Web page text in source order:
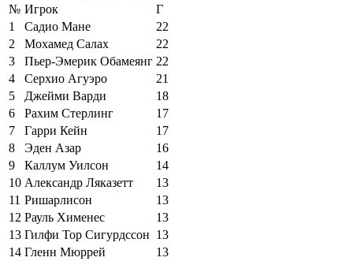
№ Игрок
Г
1
Садио Мане
22
2
Мохамед Салах
22
3
Пьер-Эмерик Обамеянг 22
4
Серхио Агуэро
21
5
Джейми Варди
18
6
Рахим Стерлинг
17
7
Гарри Кейн
17
8
Эден Азар
16
9
Каллум Уилсон
14
10 Александр Ляказетт
13
11 Ришарлисон
13
12 Рауль Хименес
13
13 Гилфи Тор Сигурдссон 13
14 Гленн Мюррей
13